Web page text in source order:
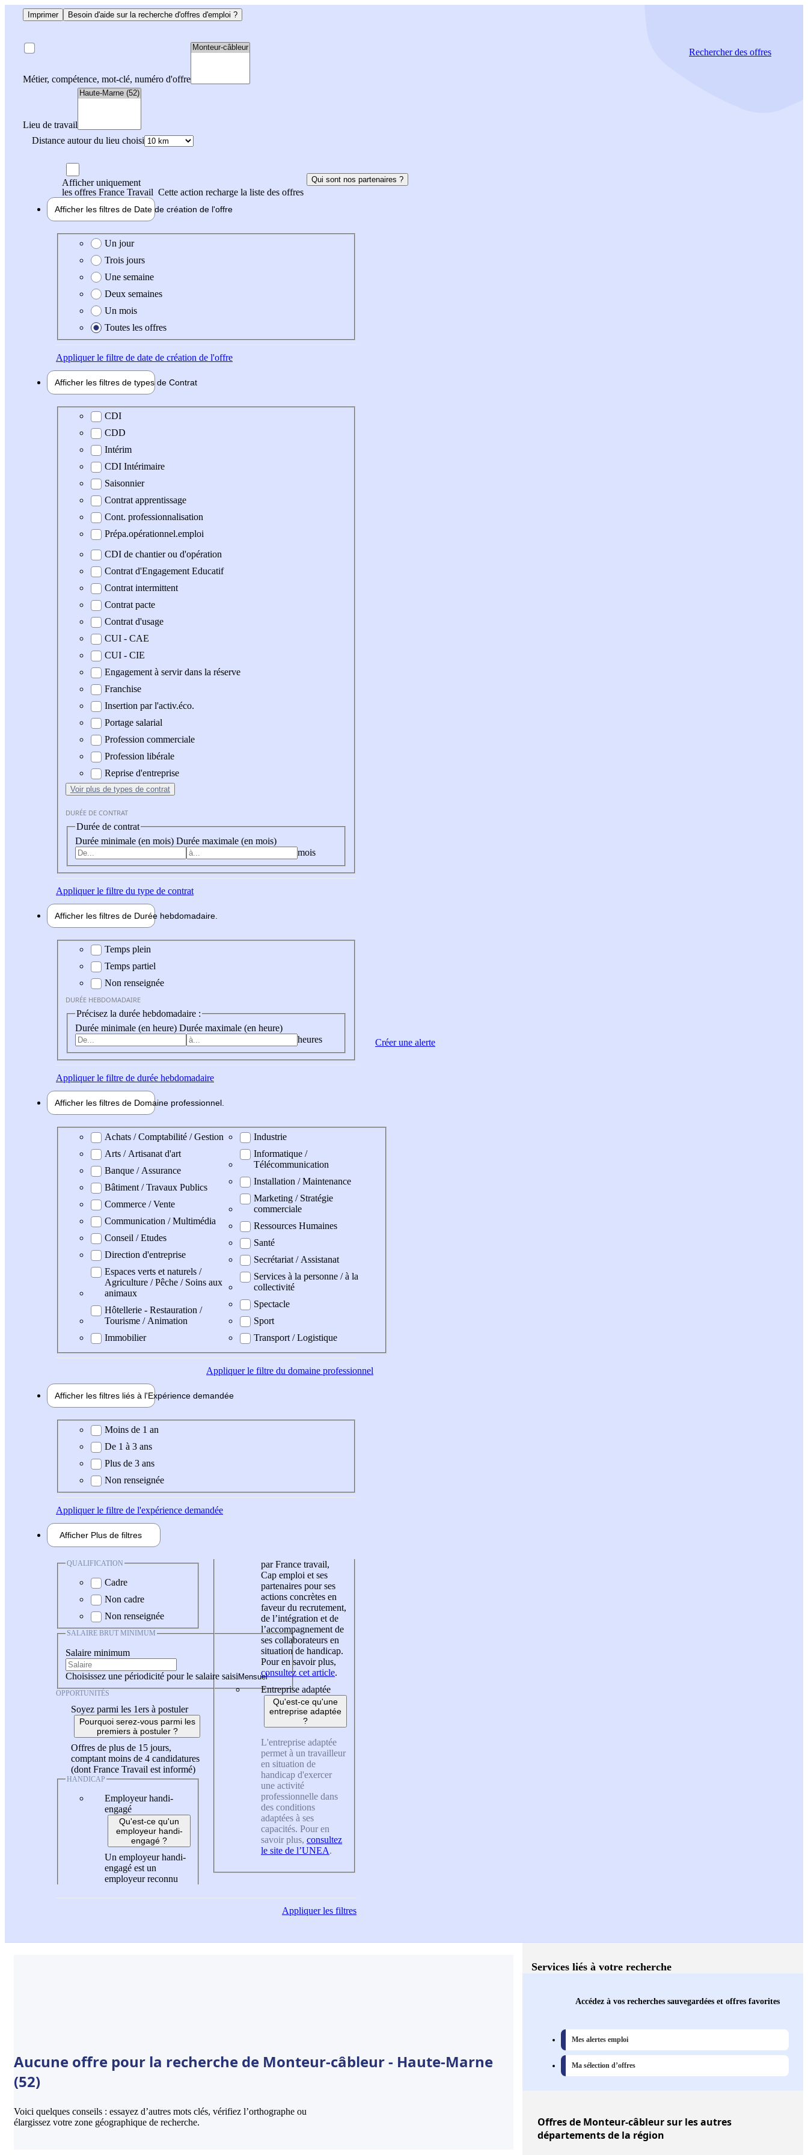
Imprimer Besoin d'aide sur la recherche d'offres d'emploi ?
Métier, compétence, mot-clé, numéro d'offre
Lieu de travail
Distance autour du lieu choisi
Rechercherdes offres
Afficher uniquement
les offres France Travail Cette action recharge la liste des offres
Qui sont nos partenaires ?
Afficher les filtres de Date de création de l'offre
Date de création de l'offre
Un jour
Trois jours
Une semaine
Deux semaines
Un mois
Toutes les offres
Appliquerle filtre de date de création de l'offre
Afficher les filtres de types de Contrat
Type de contrat
CDI
CDD
Intérim
CDI Intérimaire
Saisonnier
Contrat apprentissage
Cont. professionnalisation
Prépa.opérationnel.emploi
CDI de chantier ou d'opération
Contrat d'Engagement Educatif
Contrat intermittent
Contrat pacte
Contrat d'usage
CUI - CAE
CUI - CIE
Engagement à servir dans la réserve
Franchise
Insertion par l'activ.éco.
Portage salarial
Profession commerciale
Profession libérale
Reprise d'entreprise
Voir plus de types de contrat
DURÉE DE CONTRAT
Durée de contrat
Durée minimale (en mois) Durée maximale (en mois)
mois
Appliquerle filtre du type de contrat
Afficher les filtres de Durée hebdomadaire
Durée hebdomadaire
Temps plein
Temps partiel
Non renseignée
DURÉE HEBDOMADAIRE
Précisez la durée hebdomadaire :
Durée minimale (en heure) Durée maximale (en heure)
heures
Appliquerle filtre de durée hebdomadaire
Afficher les filtres de Domaine professionnel
Domaine professionel
Achats / Comptabilité / Gestion
Arts / Artisanat d'art
Banque / Assurance
Bâtiment / Travaux Publics
Commerce / Vente
Communication / Multimédia
Conseil / Etudes
Direction d'entreprise
Espaces verts et naturels /
Agriculture / Pêche / Soins aux
animaux
Hôtellerie - Restauration /
Tourisme / Animation
Immobilier
Industrie
Informatique /
Télécommunication
Installation / Maintenance
Marketing / Stratégie
commerciale
Ressources Humaines
Santé
Secrétariat / Assistanat
Services à la personne / à la
collectivité
Spectacle
Sport
Transport / Logistique
Appliquerle filtre du domaine professionnel
Afficher les filtres liés à l'Expérience demandée
Expérience demandée
Moins de 1 an
De 1 à 3 ans
Plus de 3 ans
Non renseignée
Appliquerle filtre de l'expérience demandée
Afficher Plus de filtres
QUALIFICATION
Cadre
Non cadre
Non renseignée
SALAIRE BRUT MINIMUM
Salaire minimum
Choisissez une périodicité pour le salaire saisi
OPPORTUNITÉS
Soyez parmi les 1ers à postuler
Pourquoi serez-vous parmi les
premiers à postuler ?
Offres de plus de 15 jours,
comptant moins de 4 candidatures
(dont France Travail est informé)
HANDICAP
Employeur handi-
engagé
Qu'est-ce qu'un
employeur handi-
engagé ?
Un employeur handi-
engagé est un
employeur reconnu
par France travail,
Cap emploi et ses
partenaires pour ses
actions concrètes en
faveur du recrutement,
de l’intégration et de
l’accompagnement de
ses collaborateurs en
situation de handicap.
Pour en savoir plus,
consultez cet article.
Entreprise adaptée
Qu'est-ce qu'une
entreprise adaptée
?
L'entreprise adaptée
permet à un travailleur
en situation de
handicap d'exercer
une activité
professionnelle dans
des conditions
adaptées à ses
capacités. Pour en
savoir plus, consultez
le site de l’UNEA.
Appliquerles filtres
Créer une alerte
Aucune offre pour la recherche de Monteur-câbleur - Haute-Marne
(52)
Voici quelques conseils : essayez d’autres mots clés, vérifiez l’orthographe ou
élargissez votre zone géographique de recherche.
Services liés à votre recherche
Accédez à vos recherches sauvegardées et offres favorites
Mes alertes emploi
Ma sélection d’offres
Offresde Monteur-câbleur sur les autres
départements de la région